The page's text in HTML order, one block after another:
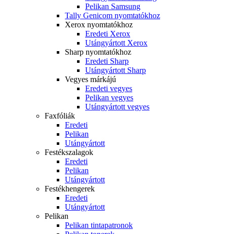
Pelikan Samsung
Tally Genicom nyomtatókhoz
Xerox nyomtatókhoz
Eredeti Xerox
Utángyártott Xerox
Sharp nyomtatókhoz
Eredeti Sharp
Utángyártott Sharp
Vegyes márkájú
Eredeti vegyes
Pelikan vegyes
Utángyártott vegyes
Faxfóliák
Eredeti
Pelikan
Utángyártott
Festékszalagok
Eredeti
Pelikan
Utángyártott
Festékhengerek
Eredeti
Utángyártott
Pelikan
Pelikan tintapatronok